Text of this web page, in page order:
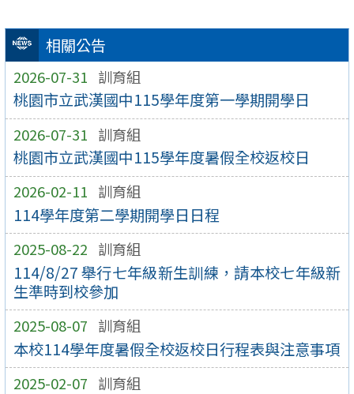
相關公告
2026-07-31 訓育組
桃園市立武漢國中115學年度第一學期開學日
2026-07-31 訓育組
桃園市立武漢國中115學年度暑假全校返校日
2026-02-11 訓育組
114學年度第二學期開學日日程
2025-08-22 訓育組
114/8/27 舉行七年級新生訓練，請本校七年級新
生準時到校參加
2025-08-07 訓育組
本校114學年度暑假全校返校日行程表與注意事項
2025-02-07 訓育組